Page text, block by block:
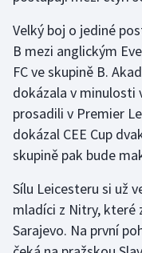
Velký boj o jediné
B mezi anglickým
FC ve skupině B.
dokázala v minulosti
prosadili v Premier
dokázal CEE Cup
skupině pak bude
Sílu Leicesteru si už
mladíci z Nitry, které
Sarajevo. Na první